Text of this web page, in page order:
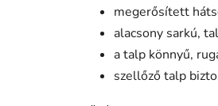
megerősített
alacsony sarkú,
a talp könnyű,
szellőző talp